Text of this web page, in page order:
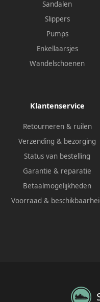
Sandalen
Slippers
Pumps
Enkellaarsjes
Wandelschoenen
Klantenservice
Retourneren & ruilen
Verzending & bezorging
Status van bestelling
Garantie & reparatie
Betaalmogelijkheden
Voorraad &